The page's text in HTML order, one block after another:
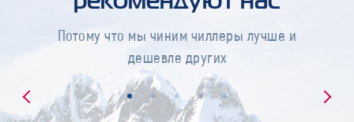
Потому что мы чиним чиллеры лучше и
дешевле других